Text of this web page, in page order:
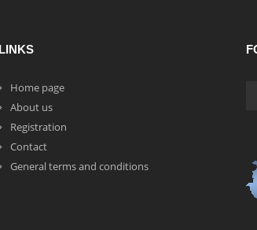
LINKS
Home page
About us
Registration
Contact
General terms and conditions